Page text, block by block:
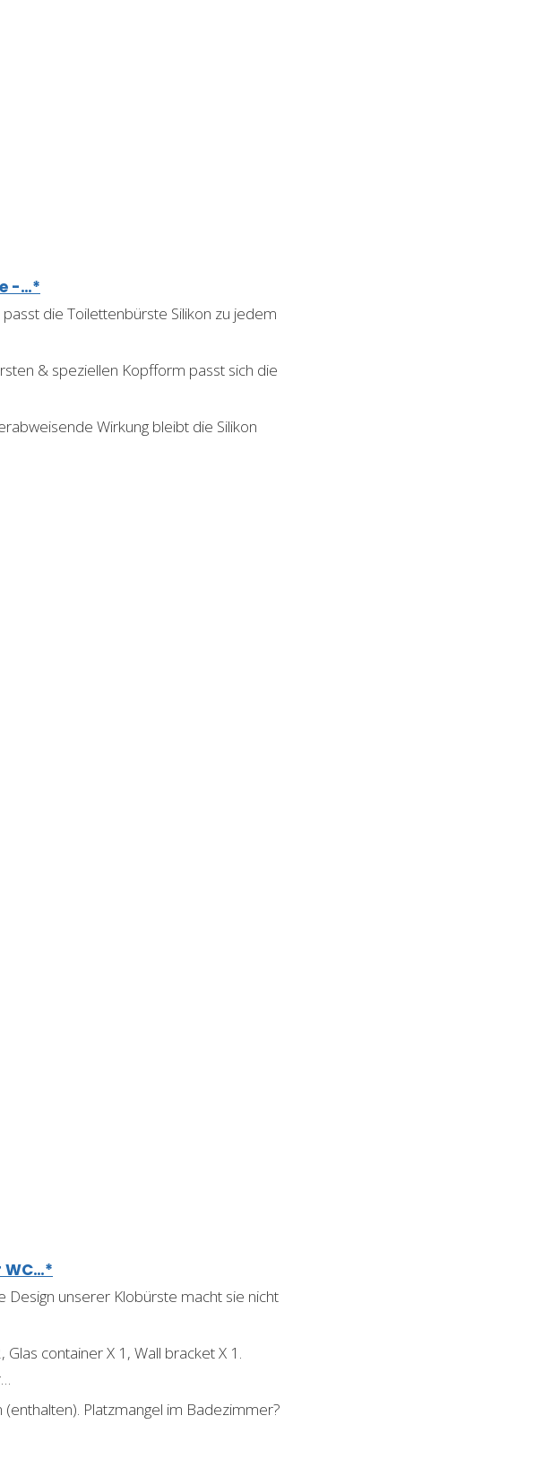
-…*
die Toilettenbürste Silikon zu jedem
& speziellen Kopfform passt sich die
Wirkung bleibt die Silikon
Design unserer Klobürste macht sie nicht
container X 1, Wall bracket X 1.
Platzmangel im Badezimmer?